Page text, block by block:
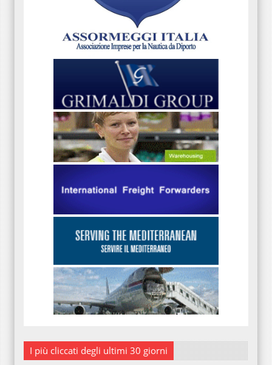
I più cliccati degli ultimi 30 giorni